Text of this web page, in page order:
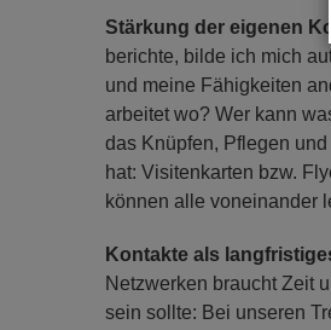
Stärkung der eigenen
berichte, bilde ich mich
und meine Fähigkeiten
arbeitet wo? Wer kann
das Knüpfen, Pflegen
hat: Visitenkarten bzw.
können alle voneinander
Kontakte als
Netzwerken braucht Zeit
sein sollte: Bei unseren